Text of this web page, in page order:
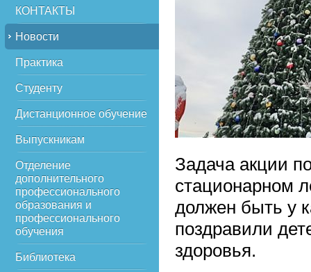
КОНТАКТЫ
Новости
Практика
Студенту
Дистанционное обучение
Выпускникам
Отделение
дополнительного
профессионального
образования и
профессионального
обучения
Библиотека
Задача акции
стационарном
должен быть у
поздравили
здоровья.